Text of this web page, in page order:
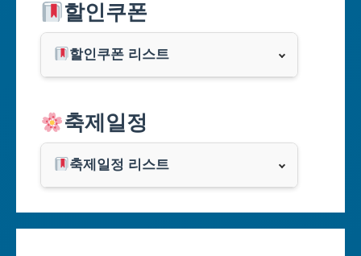
부산광역시
대구광역시
인천광역시
광주광역시
대전광역시
할인쿠폰
할인쿠폰 리스트
쿠팡
클룩
축제일정
축제일정 리스트